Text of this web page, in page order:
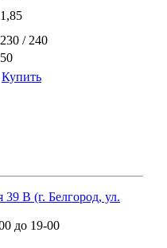
1,85
230 / 240
50
Купить
39 В (г. Белгород, ул.
до 19-00